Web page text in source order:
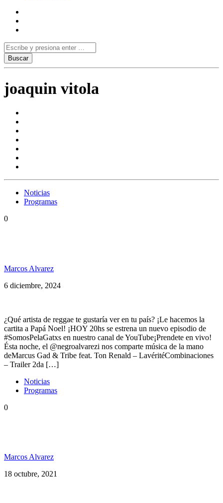
joaquin vitola
Noticias
Programas
0
Marcos Alvarez
6 diciembre, 2024
¿Qué artista de reggae te gustaría ver en tu país? ¡Le hacemos la
cartita a Papá Noel! ¡HOY 20hs se estrena un nuevo episodio de
#SomosPelaGatxs en nuestro canal de YouTube¡Prendete en vivo!
Ésta noche, el @negroalvarezi nos comparte música de la mano
deMarcus Gad & Tribe feat. Ton Renald – LavéritéCombinaciones
– Trailer 2da […]
Noticias
Programas
0
Marcos Alvarez
18 octubre, 2021